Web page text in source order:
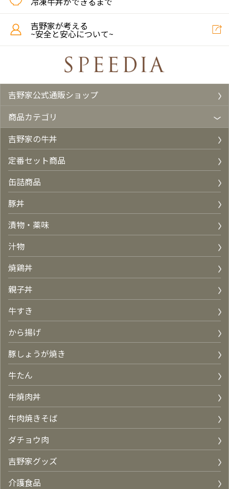
吉野家が考える
~安全と安心について~
吉野家公式通販ショップ
商品カテゴリ
吉野家の牛丼
定番セット商品
缶詰商品
豚丼
漬物・薬味
汁物
焼鶏丼
親子丼
牛すき
から揚げ
豚しょうが焼き
牛たん
牛焼肉丼
牛肉焼きそば
ダチョウ肉
吉野家グッズ
介護食品